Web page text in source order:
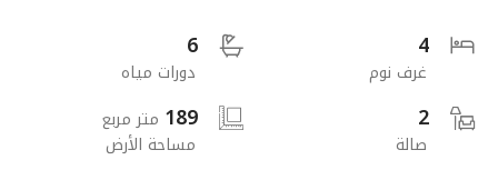
4
غرف نوم
6
دورات مياه
2
صالة
189 متر مربع
مساحة الأرض